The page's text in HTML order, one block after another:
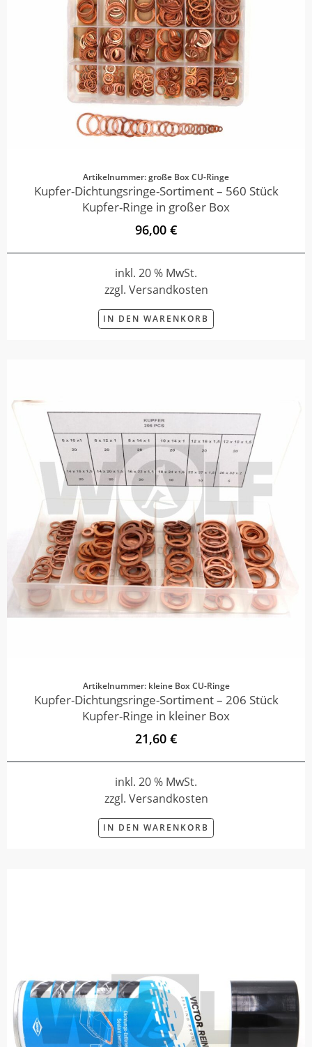
Artikelnummer: große Box CU-Ringe
Kupfer-Dichtungsringe-Sortiment – 560 Stück
Kupfer-Ringe in großer Box
96,00 €
inkl. 20 % MwSt.
zzgl. Versandkosten
IN DEN WARENKORB
Artikelnummer: kleine Box CU-Ringe
Kupfer-Dichtungsringe-Sortiment – 206 Stück
Kupfer-Ringe in kleiner Box
21,60 €
inkl. 20 % MwSt.
zzgl. Versandkosten
IN DEN WARENKORB